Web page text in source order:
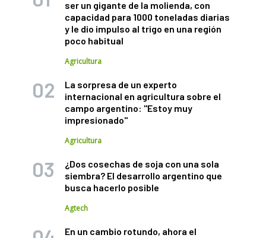
ser un gigante de la molienda, con
capacidad para 1000 toneladas diarias
y le dio impulso al trigo en una región
poco habitual
Agricultura
La sorpresa de un experto
internacional en agricultura sobre el
campo argentino: "Estoy muy
impresionado"
Agricultura
¿Dos cosechas de soja con una sola
siembra? El desarrollo argentino que
busca hacerlo posible
Agtech
En un cambio rotundo, ahora el